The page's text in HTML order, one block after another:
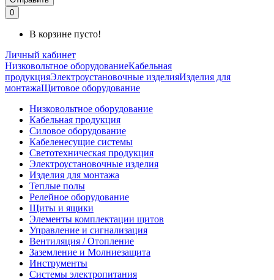
0
В корзине пусто!
Личный кабинет
Низковольтное оборудованиеКабельная
продукцияЭлектроустановочные изделияИзделия для
монтажаЩитовое оборудование
Низковольтное оборудование
Кабельная продукция
Силовое оборудование
Кабеленесущие системы
Светотехническая продукция
Электроустановочные изделия
Изделия для монтажа
Теплые полы
Релейное оборудование
Щиты и ящики
Элементы комплектации щитов
Управление и сигнализация
Вентиляция / Отопление
Заземление и Молниезащита
Инструменты
Системы электропитания